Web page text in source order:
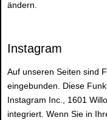
ändern.
Instagram
Auf unseren Seiten sind
eingebunden. Diese
Instagram Inc., 1601
integriert. Wenn Sie in